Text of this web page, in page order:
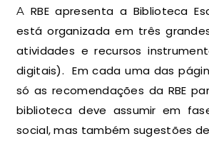
A RBE apresenta a Biblioteca Escolar Digital, que
está organizada em três
atividades e recursos
digitais). Em cada uma das
só as recomendações da RBE
biblioteca deve assumir em
social, mas também sugestões